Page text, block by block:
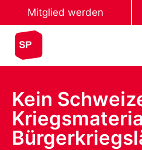
Mitglied werden
Kein